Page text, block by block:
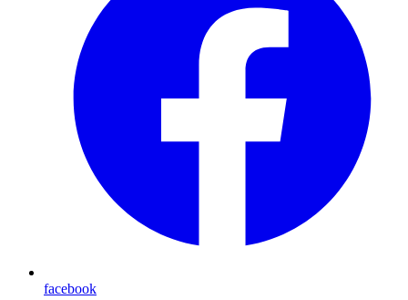
facebook